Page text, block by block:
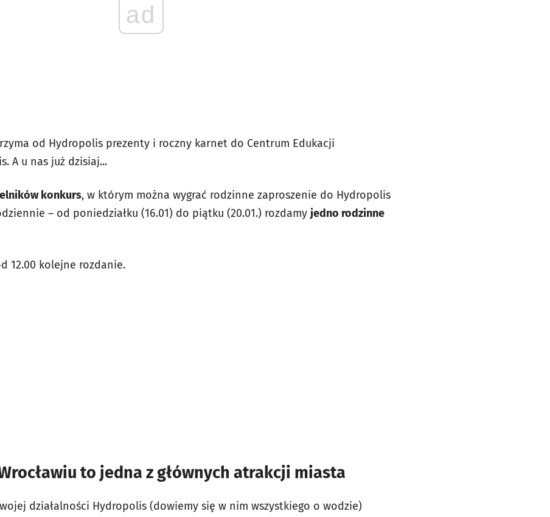
ad
od Hydropolis prezenty i roczny karnet do Centrum Edukacji
A u nas już dzisiaj...
konkurs, w którym można wygrać rodzinne zaproszenie do Hydropolis
– od poniedziałku (16.01) do piątku (20.01.) rozdamy jedno rodzinne
12.00 kolejne rozdanie.
to jedna z głównych atrakcji miasta
działalności Hydropolis (dowiemy się w nim wszystkiego o wodzie)